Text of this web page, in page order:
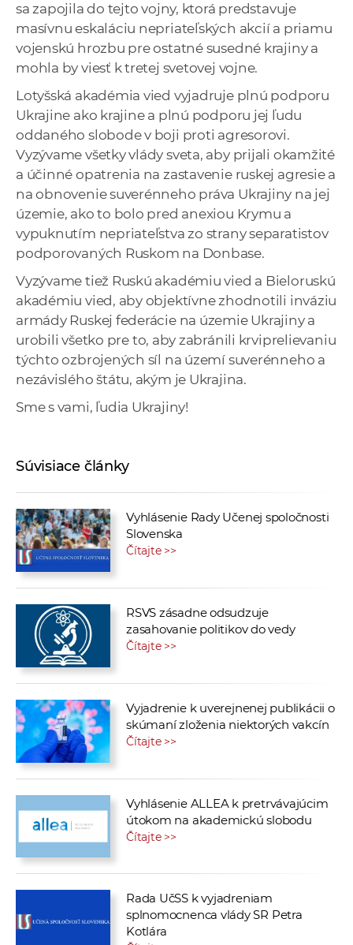
sa zapojila do tejto vojny, ktorá predstavuje
masívnu eskaláciu nepriateľských akcií a priamu
vojenskú hrozbu pre ostatné susedné krajiny a
mohla by viesť k tretej svetovej vojne.
Lotyšská akadémia vied vyjadruje plnú podporu
Ukrajine ako krajine a plnú podporu jej ľudu
oddaného slobode v boji proti agresorovi.
Vyzývame všetky vlády sveta, aby prijali okamžité
a účinné opatrenia na zastavenie ruskej agresie a
na obnovenie suverénneho práva Ukrajiny na jej
územie, ako to bolo pred anexiou Krymu a
vypuknutím nepriateľstva zo strany separatistov
podporovaných Ruskom na Donbase.
Vyzývame tiež Ruskú akadémiu vied a Bieloruskú
akadémiu vied, aby objektívne zhodnotili inváziu
armády Ruskej federácie na územie Ukrajiny a
urobili všetko pre to, aby zabránili krviprelievaniu
týchto ozbrojených síl na území suverénneho a
nezávislého štátu, akým je Ukrajina.
Sme s vami, ľudia Ukrajiny!
Súvisiace články
Vyhlásenie Rady Učenej spoločnosti
Slovenska
Čítajte >>
RSVS zásadne odsudzuje
zasahovanie politikov do vedy
Čítajte >>
Vyjadrenie k uverejnenej publikácii o
skúmaní zloženia niektorých vakcín
Čítajte >>
Vyhlásenie ALLEA k pretrvávajúcim
útokom na akademickú slobodu
Čítajte >>
Rada UčSS k vyjadreniam
splnomocnenca vlády SR Petra
Kotlára